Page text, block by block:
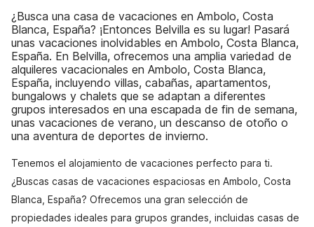
¿Busca una casa de vacaciones en Ambolo, Costa
Blanca, España? ¡Entonces Belvilla es su lugar! Pasará
unas vacaciones inolvidables en Ambolo, Costa Blanca,
España. En Belvilla, ofrecemos una amplia variedad de
alquileres vacacionales en Ambolo, Costa Blanca,
España, incluyendo villas, cabañas, apartamentos,
bungalows y chalets que se adaptan a diferentes
grupos interesados en una escapada de fin de semana,
unas vacaciones de verano, un descanso de otoño o
una aventura de deportes de invierno.
Tenemos el alojamiento de vacaciones perfecto para ti.
¿Buscas casas de vacaciones espaciosas en Ambolo, Costa
Blanca, España? Ofrecemos una gran selección de
propiedades ideales para grupos grandes, incluidas casas de